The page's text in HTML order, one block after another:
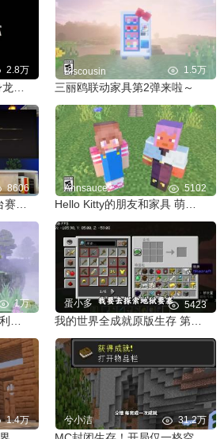
2.8万
恐龙维度 踏入白热带化身龙王！
Biscousin 1.5万
三丽鸥联动家具第2弹来啦～
8606 Annsauce^ 5102
1万 蛋小多 5423
1.4万 兮小洁 31.2万